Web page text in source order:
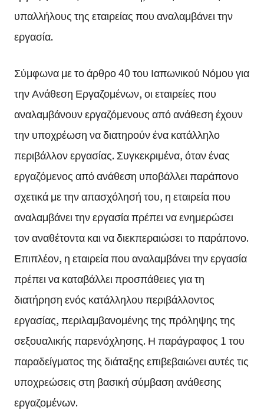
υπαλλήλους της εταιρείας που αναλαμβάνει την
εργασία.
Σύμφωνα με το άρθρο 40 του Ιαπωνικού Νόμου για
την Ανάθεση Εργαζομένων, οι εταιρείες που
αναλαμβάνουν εργαζόμενους από ανάθεση έχουν
την υποχρέωση να διατηρούν ένα κατάλληλο
περιβάλλον εργασίας. Συγκεκριμένα, όταν ένας
εργαζόμενος από ανάθεση υποβάλλει παράπονο
σχετικά με την απασχόλησή του, η εταιρεία που
αναλαμβάνει την εργασία πρέπει να ενημερώσει
τον αναθέτοντα και να διεκπεραιώσει το παράπονο.
Επιπλέον, η εταιρεία που αναλαμβάνει την εργασία
πρέπει να καταβάλλει προσπάθειες για τη
διατήρηση ενός κατάλληλου περιβάλλοντος
εργασίας, περιλαμβανομένης της πρόληψης της
σεξουαλικής παρενόχλησης. Η παράγραφος 1 του
παραδείγματος της διάταξης επιβεβαιώνει αυτές τις
υποχρεώσεις στη βασική σύμβαση ανάθεσης
εργαζομένων.